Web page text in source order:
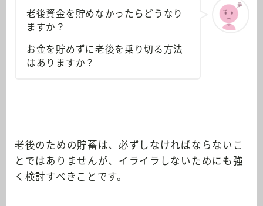
老後資金を貯めなかったらどうなり
ますか？
お金を貯めずに老後を乗り切る方法
はありますか？
老後のための貯蓄は、必ずしなければならないこ
とではありませんが、イライラしないためにも強
く検討すべきことです。